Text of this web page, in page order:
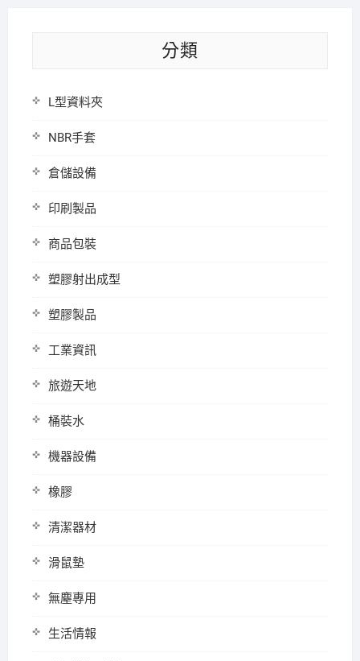
分類
L型資料夾
NBR手套
倉儲設備
印刷製品
商品包裝
塑膠射出成型
塑膠製品
工業資訊
旅遊天地
桶裝水
機器設備
橡膠
清潔器材
滑鼠墊
無塵專用
生活情報